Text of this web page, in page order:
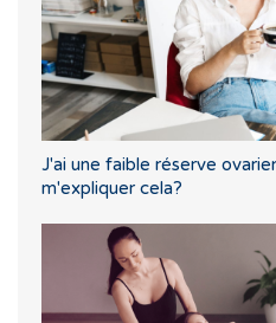
J'ai une faible réserve
m'expliquer cela?